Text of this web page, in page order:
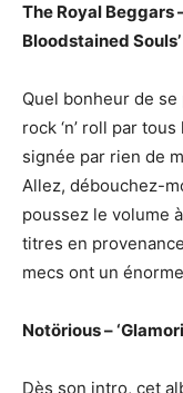
The Royal Beggars
Bloodstained Souls’
Quel bonheur de
rock ‘n’ roll par
signée par rien de
Allez, débouchez-
poussez le volume
titres en
mecs ont un
Notörious –
Dès son intro, cet